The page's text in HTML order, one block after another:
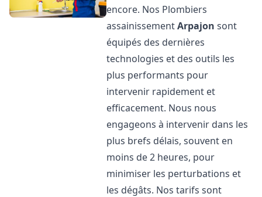
encore. Nos Plombiers
assainissementArpajon sont
équipés des dernières
technologies et des outils les
plus performants pour
intervenir rapidement et
efficacement. Nous nous
engageons à intervenir dans les
plus brefs délais, souvent en
moins de 2 heures, pour
minimiser les perturbations et
les dégâts. Nos tarifs sont